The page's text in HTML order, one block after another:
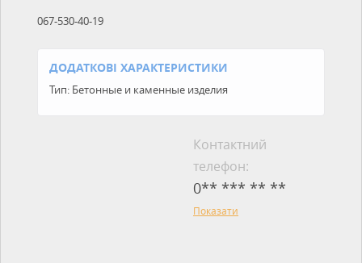
067-530-40-19
ДОДАТКОВІ ХАРАКТЕРИСТИКИ
Тип: Бетонные и каменные изделия
Контактний
телефон:
0** *** ** **
Показати